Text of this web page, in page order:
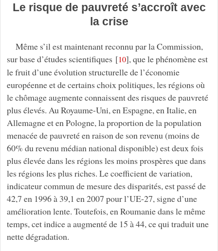
Le risque de pauvreté s’accroît avec
la crise
Même s’il est maintenant reconnu par la Commission,
sur base d’études scientifiques [10], que le phénomène est
le fruit d’une évolution structurelle de l’économie
européenne et de certains choix politiques, les régions où
le chômage augmente connaissent des risques de pauvreté
plus élevés. Au Royaume-Uni, en Espagne, en Italie, en
Allemagne et en Pologne, la proportion de la population
menacée de pauvreté en raison de son revenu (moins de
60% du revenu médian national disponible) est deux fois
plus élevée dans les régions les moins prospères que dans
les régions les plus riches. Le coefficient de variation,
indicateur commun de mesure des disparités, est passé de
42,7 en 1996 à 39,1 en 2007 pour l’UE-27, signe d’une
amélioration lente. Toutefois, en Roumanie dans le même
temps, cet indice a augmenté de 15 à 44, ce qui traduit une
nette dégradation.